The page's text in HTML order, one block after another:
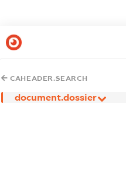
CAHEADER.SEARCH
document.dossier